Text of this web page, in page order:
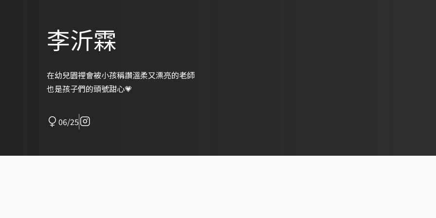
李沂霖
在幼兒園裡會被小孩稱讚溫柔又漂亮的老師
也是孩子們的頭號甜心💗
06/25